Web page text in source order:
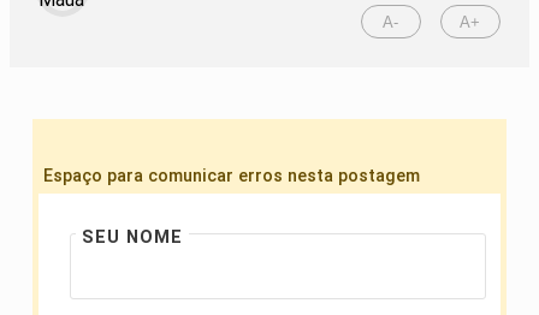
A- A+
Espaço para comunicar erros nesta postagem
SEU NOME